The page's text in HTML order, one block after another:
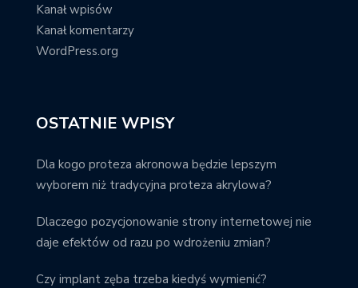
Kanał wpisów
Kanał komentarzy
WordPress.org
OSTATNIE WPISY
Dla kogo proteza akronowa będzie lepszym
wyborem niż tradycyjna proteza akrylowa?
Dlaczego pozycjonowanie strony internetowej nie
daje efektów od razu po wdrożeniu zmian?
Czy implant zęba trzeba kiedyś wymienić?